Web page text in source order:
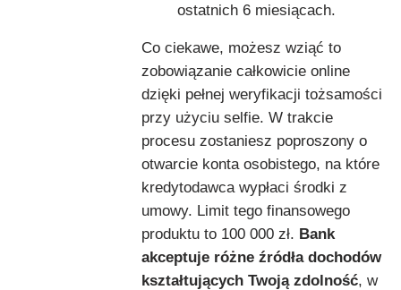
ostatnich 6 miesiącach.
Co ciekawe, możesz wziąć to
zobowiązanie całkowicie online
dzięki pełnej weryfikacji tożsamości
przy użyciu selfie. W trakcie
procesu zostaniesz poproszony o
otwarcie konta osobistego, na które
kredytodawca wypłaci środki z
umowy. Limit tego finansowego
produktu to 100 000 zł. Bank
akceptuje różne źródła dochodów
kształtujących Twoją zdolność, w